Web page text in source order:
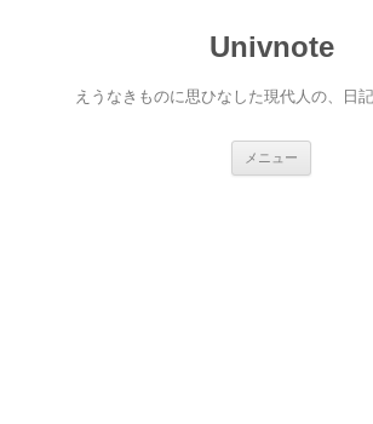
Univnote
えうなきものに思ひなした現代人の、日記
メニュー